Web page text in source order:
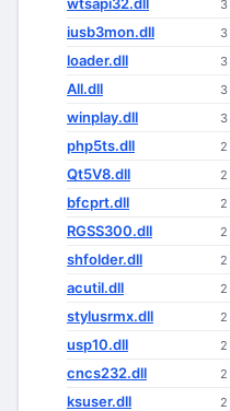
iusb3mon.dll 3
loader.dll 3
All.dll
winplay.dll
php5ts.dll
Qt5V8.dll
bfcprt.dll
RGSS300.dll
shfolder.dll
acutil.dll
stylusrmx.dll
usp10.dll
cncs232.dll
ksuser.dll